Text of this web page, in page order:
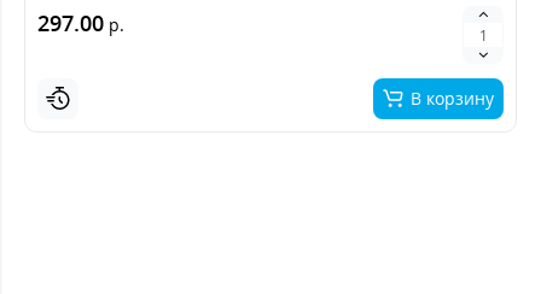
297.00 р.
В корзину